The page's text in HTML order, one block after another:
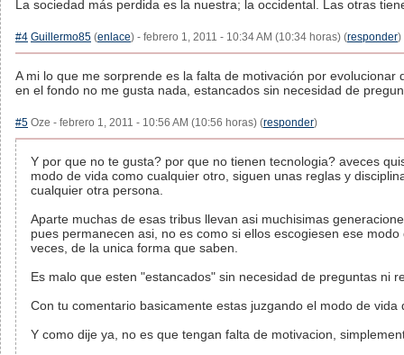
La sociedad más perdida es la nuestra; la occidental. Las otras
#4 Guillermo85 (enlace) - febrero 1, 2011 - 10:34 AM (10:34 horas) (responder)
A mi lo que me sorprende es la falta de motivación por
en el fondo no me gusta nada, estancados sin necesidad de
#5 Oze - febrero 1, 2011 - 10:56 AM (10:56 horas) (responder)
Y por que no te gusta? por que no tienen tecnologia? aveces
modo de vida como cualquier otro, siguen unas reglas y
cualquier otra persona.
Aparte muchas de esas tribus llevan asi muchisimas
pues permanecen asi, no es como si ellos escogiesen ese
veces, de la unica forma que saben.
Es malo que esten "estancados" sin necesidad de preguntas ni
Con tu comentario basicamente estas juzgando el modo de vida
Y como dije ya, no es que tengan falta de motivacion,